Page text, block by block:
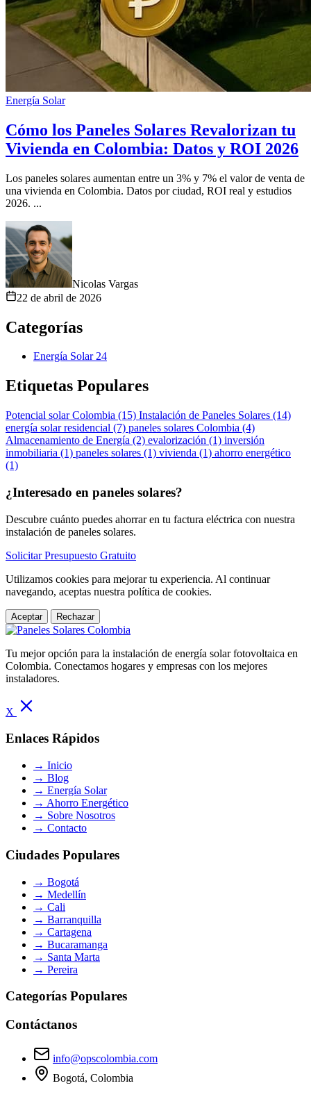
Energía Solar
Cómo los Paneles Solares Revalorizan tu
Vivienda en Colombia: Datos y ROI 2026
Los paneles solares aumentan entre un 3% y 7% el valor de venta de
una vivienda en Colombia. Datos por ciudad, ROI real y estudios
2026. ...
Nicolas Vargas
22 de abril de 2026
Categorías
Energía Solar 24
Etiquetas Populares
Potencial solar Colombia (15) Instalación de Paneles Solares (14)
energía solar residencial (7) paneles solares Colombia (4)
Almacenamiento de Energía (2) evalorización (1) inversión
inmobiliaria (1) paneles solares (1) vivienda (1) ahorro energético
(1)
¿Interesado en paneles solares?
Descubre cuánto puedes ahorrar en tu factura eléctrica con nuestra
instalación de paneles solares.
Solicitar Presupuesto Gratuito
Utilizamos cookies para mejorar tu experiencia. Al continuar
navegando, aceptas nuestra política de cookies.
Aceptar Rechazar
Tu mejor opción para la instalación de energía solar fotovoltaica en
Colombia. Conectamos hogares y empresas con los mejores
instaladores.
X
Enlaces Rápidos
→ Inicio
→ Blog
→ Energía Solar
→ Ahorro Energético
→ Sobre Nosotros
→ Contacto
Ciudades Populares
→ Bogotá
→ Medellín
→ Cali
→ Barranquilla
→ Cartagena
→ Bucaramanga
→ Santa Marta
→ Pereira
Categorías Populares
Contáctanos
info@opscolombia.com
Bogotá, Colombia